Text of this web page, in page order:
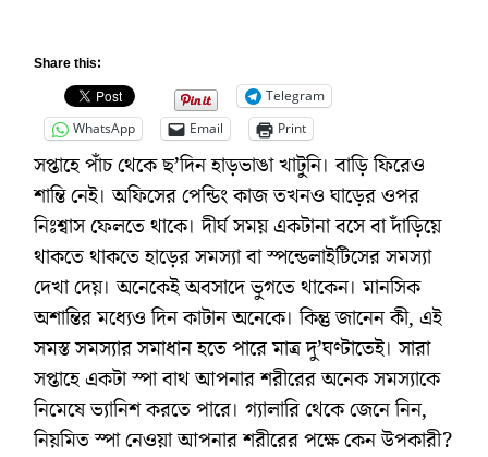
Share this:
Telegram
WhatsApp
Email Print
সপ্তাহে পাঁচ থেকে ছ’দিন হাড়ভাঙা খাটুনি। বাড়ি ফিরেও
শান্তি নেই। অফিসের পেন্ডিং কাজ তখনও ঘাড়ের ওপর
নিঃশ্বাস ফেলতে থাকে। দীর্ঘ সময় একটানা বসে বা দাঁড়িয়ে
থাকতে থাকতে হাড়ের সমস্যা বা স্পন্ডেলাইটিসের সমস্যা
দেখা দেয়। অনেকেই অবসাদে ভুগতে থাকেন। মানসিক
অশান্তির মধ্যেও দিন কাটান অনেকে। কিন্তু জানেন কী, এই
সমস্ত সমস্যার সমাধান হতে পারে মাত্র দু’ঘণ্টাতেই। সারা
সপ্তাহে একটা স্পা বাথ আপনার শরীরের অনেক সমস্যাকে
নিমেষে ভ্যানিশ করতে পারে। গ্যালারি থেকে জেনে নিন,
নিয়মিত স্পা নেওয়া আপনার শরীরের পক্ষে কেন উপকারী?